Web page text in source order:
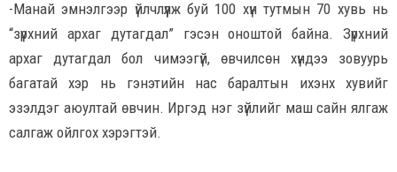
-Манай эмнэлгээр үйлчлүүлж буй 100 хүн тутмын 70 хувь нь
“зүрхний архаг дутагдал” гэсэн оноштой байна. Зүрхний
архаг дутагдал бол чимээгүй, өвчилсөн хүндээ зовуурь
багатай хэр нь гэнэтийн нас баралтын ихэнх хувийг
эзэлдэг аюултай өвчин. Иргэд нэг зүйлийг маш сайн ялгаж
салгаж ойлгох хэрэгтэй.